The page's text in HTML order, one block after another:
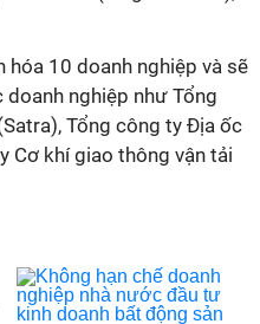
hóa 10 doanh nghiệp và sẽ
doanh nghiệp như Tổng
Tổng công ty Địa ốc
Cơ khí giao thông vận tải